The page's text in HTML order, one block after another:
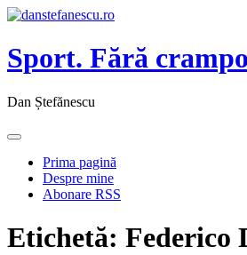
Sport. Fără
Dan Ștefănescu
Prima pagină
Despre mine
Abonare RSS
Etichetă: Federico